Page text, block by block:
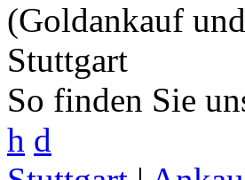
(Goldankauf
Stuttgart
So finden Sie
h d